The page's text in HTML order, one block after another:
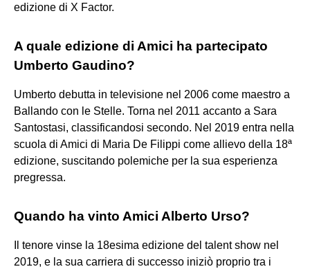
edizione di X Factor.
A quale edizione di Amici ha partecipato
Umberto Gaudino?
Umberto debutta in televisione nel 2006 come maestro a
Ballando con le Stelle. Torna nel 2011 accanto a Sara
Santostasi, classificandosi secondo. Nel 2019 entra nella
scuola di Amici di Maria De Filippi come allievo della 18ª
edizione, suscitando polemiche per la sua esperienza
pregressa.
Quando ha vinto Amici Alberto Urso?
Il tenore vinse la 18esima edizione del talent show nel
2019, e la sua carriera di successo iniziò proprio tra i